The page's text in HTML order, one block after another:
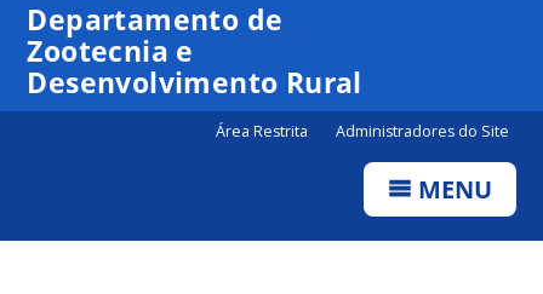
Departamento de
Zootecnia e
Desenvolvimento Rural
Área Restrita Administradores do Site
MENU